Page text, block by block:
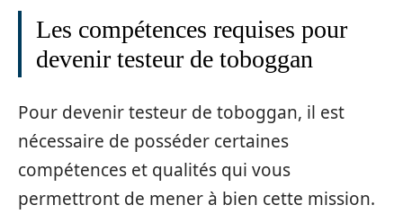
Les compétences requises pour
devenir testeur de toboggan
Pour devenir testeur de toboggan, il est
nécessaire de posséder certaines
compétences et qualités qui vous
permettront de mener à bien cette mission.